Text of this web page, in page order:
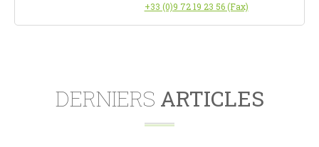
+33 (0)9 72 19 23 56 (Fax)
DERNIERS ARTICLES